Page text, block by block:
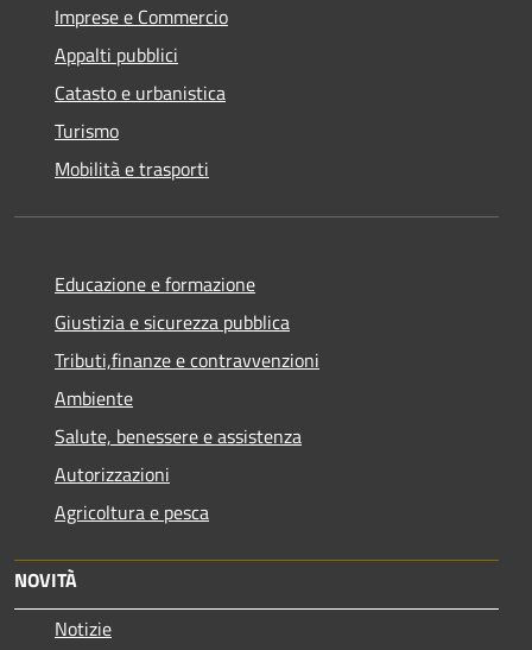
Imprese e Commercio
Appalti pubblici
Catasto e urbanistica
Turismo
Mobilità e trasporti
Educazione e formazione
Giustizia e sicurezza pubblica
Tributi,finanze e contravvenzioni
Ambiente
Salute, benessere e assistenza
Autorizzazioni
Agricoltura e pesca
NOVITÀ
Notizie